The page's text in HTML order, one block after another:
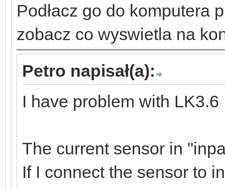
Podłacz go do komputera
zobacz co wyswietla na
Petro napisał(a):
I have problem with LK3.6
The current sensor in
If I connect the sensor to